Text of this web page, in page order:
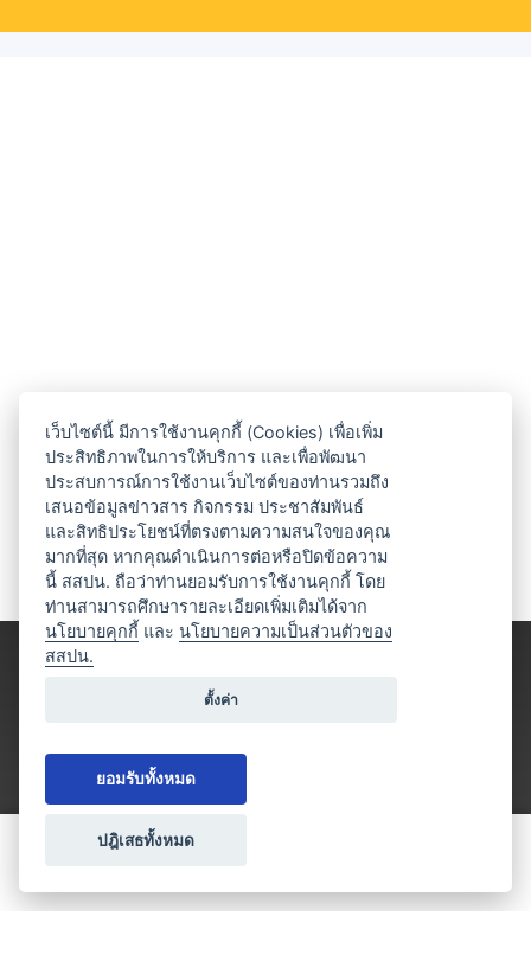
ประเภทธุรกิจไมซ์
เว็บไซต์นี้ มีการใช้งานคุกกี้ (Cookies) เพื่อเพิ่ม
ประสิทธิภาพในการให้บริการ และเพื่อพัฒนา
ประสบการณ์การใช้งานเว็บไซต์ของท่านรวมถึง
เสนอข้อมูลข่าวสาร กิจกรรม ประชาสัมพันธ์
และสิทธิประโยชน์ที่ตรงตามความสนใจของคุณ
มากที่สุด หากคุณดำเนินการต่อหรือปิดข้อความ
นี้ สสปน. ถือว่าท่านยอมรับการใช้งานคุกกี้ โดย
ท่านสามารถศึกษารายละเอียดเพิ่มเติมได้จาก
นโยบายคุกกี้ และนโยบายความเป็นส่วนตัวของ
สสปน.
ตั้งค่า
ยอมรับทั้งหมด
ปฎิเสธทั้งหมด